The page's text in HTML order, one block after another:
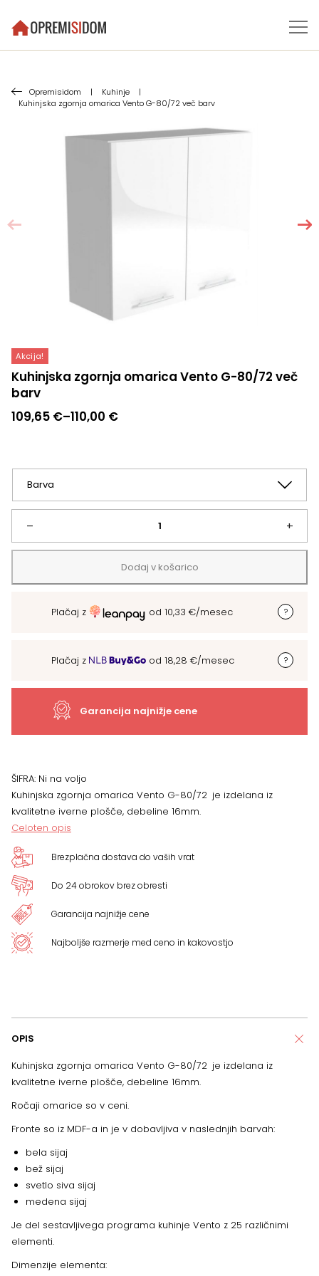
Opremisidom | Kuhinje
|
Kuhinjska zgornja omarica Vento G-80/72 več barv
Akcija!
Kuhinjska zgornja omarica Vento G-80/72 več
barv
109,65 €–110,00 €
Cenovni
109,65 €
110,00 €
–
Kuhinjska
zgornja
omarica
barv
+
Dodaj v košarico
Plačaj z od 10,33 €/mesec
Plačaj z od 18,28 €/mesec
Garancija najnižje cene
ŠIFRA: Ni na voljo
Kuhinjska zgornja omarica Vento G-80/72 je izdelana iz
kvalitetne iverne plošče, debeline 16mm.
Celoten opis
Brezplačna dostava do vaših vrat
Do 24 obrokov brez obresti
Garancija najnižje cene
Najboljše razmerje med ceno in kakovostjo
OPIS
Kuhinjska zgornja omarica Vento G-80/72 je izdelana iz
kvalitetne iverne plošče, debeline 16mm.
Ročaji omarice so v ceni.
Fronte so iz MDF-a in je v dobavljiva v naslednjih barvah:
bela sijaj
bež sijaj
svetlo siva sijaj
medena sijaj
Je del sestavljivega programa kuhinje Vento z 25 različnimi
elementi.
Dimenzije elementa: